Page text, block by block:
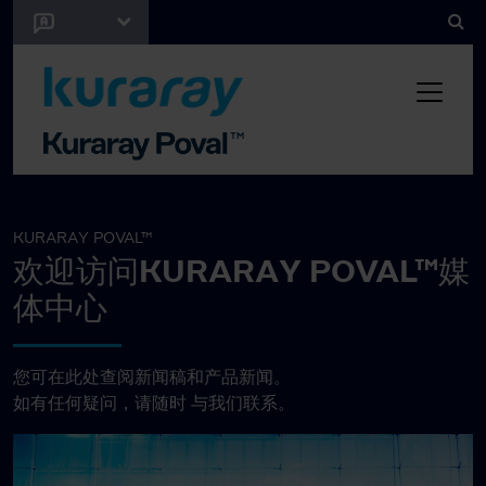
KURARAY POVAL™
欢迎访问KURARAY POVAL™媒
体中心
您可在此处查阅新闻稿和产品新闻。
如有任何疑问，请随时 与我们联系。